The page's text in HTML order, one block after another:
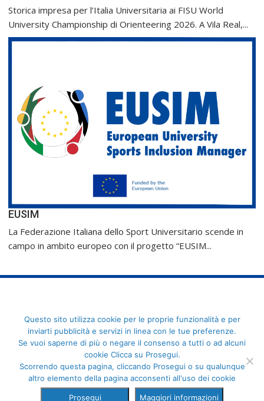
Storica impresa per l’Italia Universitaria ai FISU World
University Championship di Orienteering 2026. A Vila Real,...
EUSIM
La Federazione Italiana dello Sport Universitario scende in
campo in ambito europeo con il progetto “EUSIM...
FederCUSI: Federazione Italiana dello Sport Universitario - Via
Angelo Brofferio, 7 - 00195 Roma - C.F. 80109270589
Questo sito utilizza cookie per le proprie funzionalità e per
inviarti pubblicità e servizi in linea con le tue preferenze.
Se vuoi saperne di più o negare il consenso a tutti o ad alcuni
cookie Clicca su Prosegui.
Scorrendo questa pagina, cliccando Prosegui o su qualunque
altro elemento della pagina acconsenti all'uso dei cookie
Prosegui Maggiori informazioni